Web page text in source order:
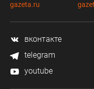
gazeta.ru
вконтакте
telegram
youtube